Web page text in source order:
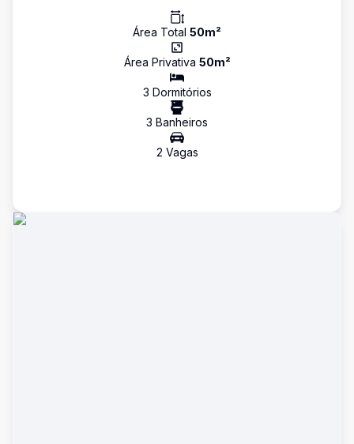
Área Total 50m²
Área Privativa 50m²
3 Dormitórios
3 Banheiros
2 Vagas